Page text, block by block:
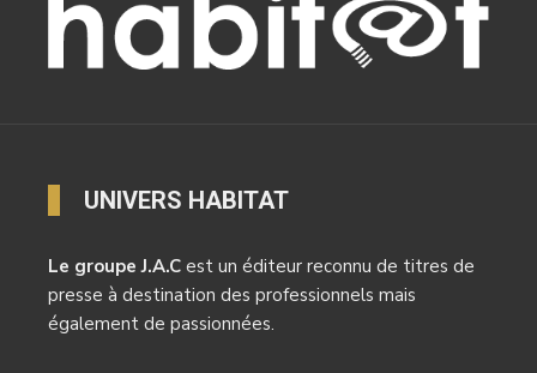
UNIVERS HABITAT
Le groupe J.A.C est un éditeur reconnu de titres de
presse à destination des professionnels mais
également de passionnées.